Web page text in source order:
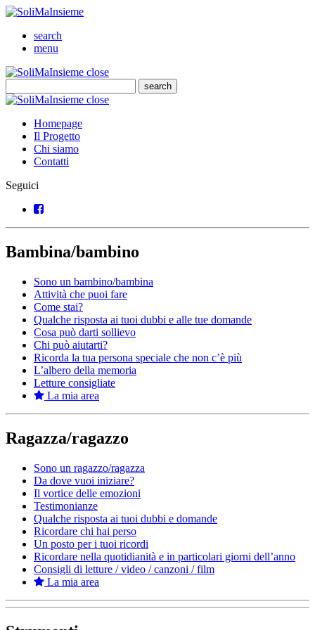
SoliMaInsieme
search
menu
SoliMaInsieme
closeClose
search
Cerca
SoliMaInsieme
closeClose
Homepage
Il Progetto
Chi siamo
Contatti
Seguici
Facebook
Bambina/bambino
Sono un bambino/bambina
Attività che puoi fare
Come stai?
Qualche risposta ai tuoi dubbi e alle tue domande
Cosa può darti sollievo
Chi può aiutarti?
Ricorda la tua persona speciale che non c’è più
L’albero della memoria
Letture consigliate
La mia area
Ragazza/ragazzo
Sono un ragazzo/ragazza
Da dove vuoi iniziare?
Il vortice delle emozioni
Testimonianze
Qualche risposta ai tuoi dubbi e domande
Ricordare chi hai perso
Un posto per i tuoi ricordi
Ricordare nella quotidianità e in particolari giorni dell’anno
Consigli di letture / video / canzoni / film
La mia area